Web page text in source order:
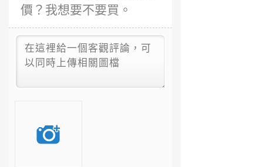
價？我想要不要買。